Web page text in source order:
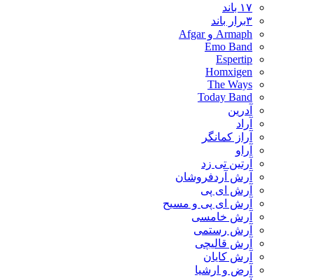
۱۷ باند
۳برار باند
Armaph و Afgar
Emo Band
Espertip
Homxigen
The Ways
Today Band
آدرین
آراد
آراز کمانگر
آراو
آرتین تی زد
آرش آردفروشان
آرش ای پی
آرش ای پی و مسیح
آرش خامسی
آرش رستمی
آرش قالیچی
آرش کایان
​آرض و ارشیا